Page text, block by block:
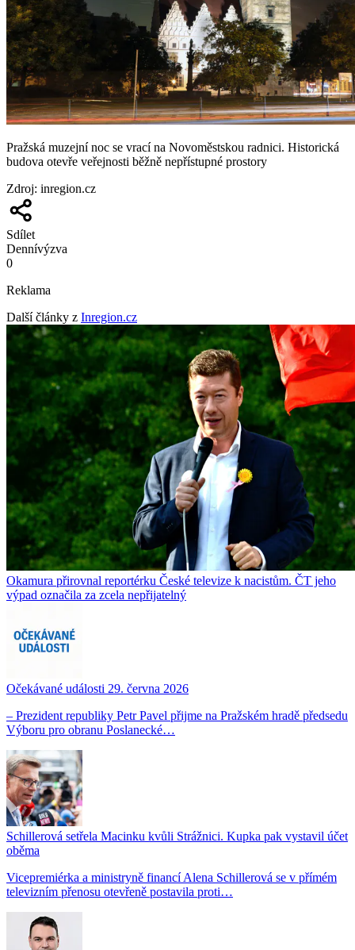
Pražská muzejní noc se vrací na Novoměstskou radnici. Historická
budova otevře veřejnosti běžně nepřístupné prostory
Zdroj: inregion.cz
Sdílet
Dennívýzva
0
Reklama
Další články z Inregion.cz
Okamura přirovnal reportérku České televize k nacistům. ČT jeho
výpad označila za zcela nepřijatelný
Očekávané události 29. června 2026
– Prezident republiky Petr Pavel přijme na Pražském hradě předsedu
Výboru pro obranu Poslanecké…
Schillerová setřela Macinku kvůli Strážnici. Kupka pak vystavil účet
oběma
Vicepremiérka a ministryně financí Alena Schillerová se v přímém
televizním přenosu otevřeně postavila proti…